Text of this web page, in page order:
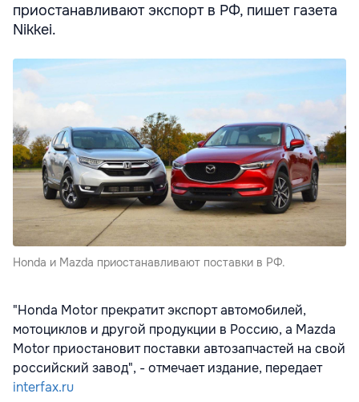
приостанавливают экспорт в РФ, пишет газета
Nikkei.
Honda и Mazda приостанавливают поставки в РФ.
"Honda Motor прекратит экспорт автомобилей,
мотоциклов и другой продукции в Россию, а Mazda
Motor приостановит поставки автозапчастей на свой
российский завод", - отмечает издание, передает
interfax.ru